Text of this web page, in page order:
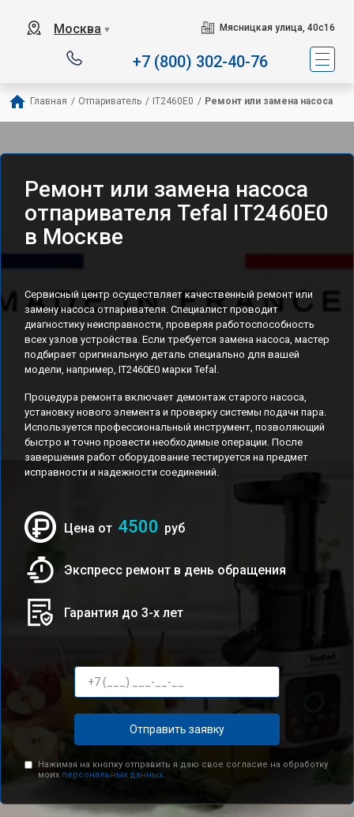
Москва ▼ Мясницкая улица, 40с16
+7 (800) 302-40-76
Главная / Отпариватель / IT2460E0 / Ремонт или замена насоса
Ремонт или замена насоса
отпаривателя Tefal IT2460E0
в Москве
Сервисный центр осуществляет качественный ремонт или
замену насоса отпаривателя. Специалист проводит
диагностику неисправности, проверяя работоспособность
всех узлов устройства. Если требуется замена насоса, мастер
подбирает оригинальную деталь специально для вашей
модели, например, IT2460E0 марки Tefal.
Процедура ремонта включает демонтаж старого насоса,
установку нового элемента и проверку системы подачи пара.
Используется профессиональный инструмент, позволяющий
быстро и точно провести необходимые операции. После
завершения работ оборудование тестируется на предмет
исправности и надежности соединений.
Цена от 4500 руб
Экспресс ремонт в день обращения
Гарантия до 3-х лет
Отправить заявку
Нажимая на кнопку отправить я даю свое согласие на обработку
моих персональных данных.